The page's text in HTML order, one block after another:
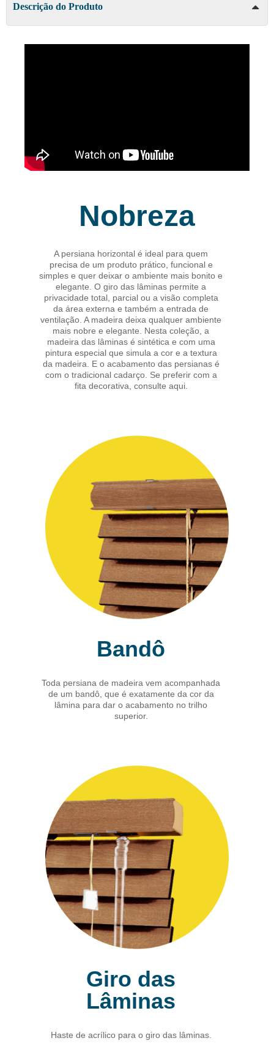
Descrição do Produto
Nobreza
A persiana horizontal é ideal para quem
precisa de um produto prático, funcional e
simples e quer deixar o ambiente mais bonito e
elegante. O giro das lâminas permite a
privacidade total, parcial ou a visão completa
da área externa e também a entrada de
ventilação. A madeira deixa qualquer ambiente
mais nobre e elegante. Nesta coleção, a
madeira das lâminas é sintética e com uma
pintura especial que simula a cor e a textura
da madeira. E o acabamento das persianas é
com o tradicional cadarço. Se preferir com a
fita decorativa, consulte aqui.
Bandô
Toda persiana de madeira vem acompanhada
de um bandô, que é exatamente da cor da
lâmina para dar o acabamento no trilho
superior.
Giro das
Lâminas
Haste de acrílico para o giro das lâminas.